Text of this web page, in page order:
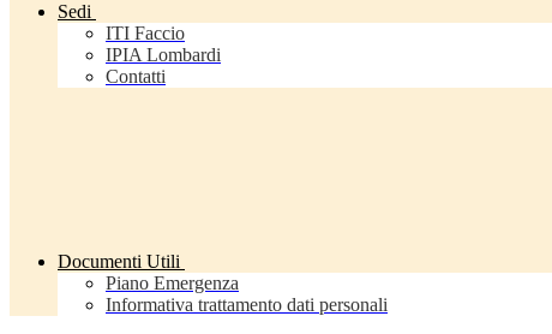
Sedi
ITI Faccio
IPIA Lombardi
Contatti
Documenti Utili
Piano Emergenza
Informativa trattamento dati personali